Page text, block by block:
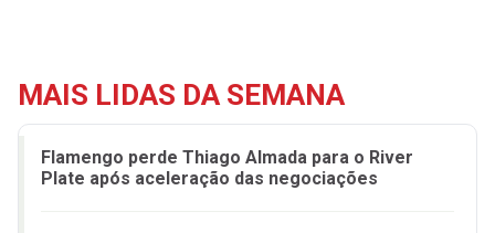
MAIS LIDAS DA SEMANA
Flamengo perde Thiago Almada para o River
Plate após aceleração das negociações